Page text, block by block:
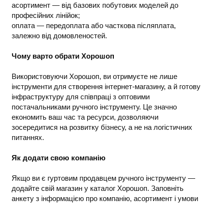
асортимент — від базових побутових моделей до
професійних лінійок;
оплата — передоплата або часткова післяплата,
залежно від домовленостей.
Чому варто обрати Хорошоп
Використовуючи Хорошоп, ви отримуєте не лише
інструменти для створення інтернет-магазину, а й готову
інфраструктуру для співпраці з оптовими
постачальниками ручного інструменту. Це значно
економить ваш час та ресурси, дозволяючи
зосередитися на розвитку бізнесу, а не на логістичних
питаннях.
Як додати свою компанію
Якщо ви є гуртовим продавцем ручного інструменту —
додайте свій магазин у каталог Хорошоп. Заповніть
анкету з інформацією про компанію, асортимент і умови